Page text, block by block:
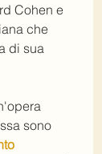
Cohen e
che
di sua
sono